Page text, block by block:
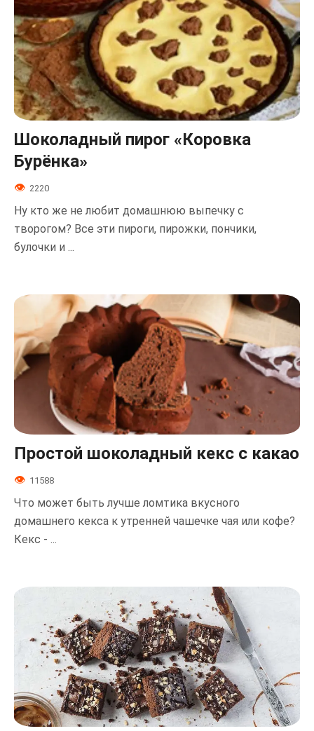
Шоколадный пирог «Коровка
Бурёнка»
2220
Ну кто же не любит домашнюю выпечку с
творогом? Все эти пироги, пирожки, пончики,
булочки и ...
Простой шоколадный кекс с какао
11588
Что может быть лучше ломтика вкусного
домашнего кекса к утренней чашечке чая или кофе?
Кекс - ...